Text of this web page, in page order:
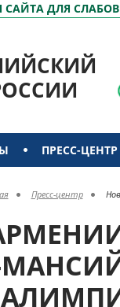
САЙТА ДЛЯ
ПРЕСС-ЦЕНТР
Пресс-центр